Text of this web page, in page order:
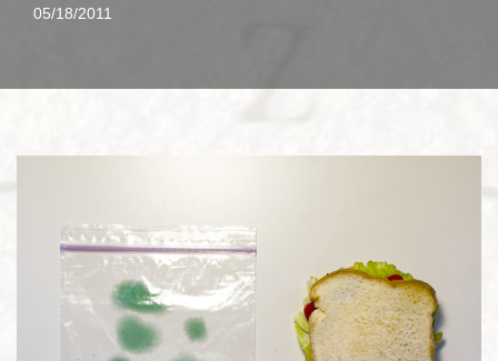
05/18/2011